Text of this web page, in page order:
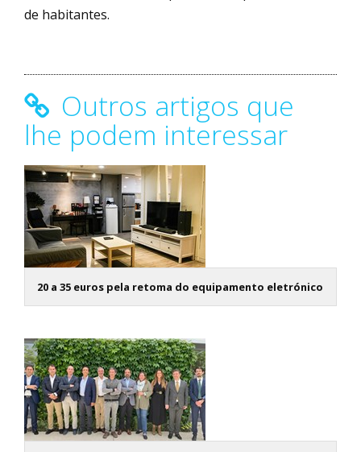
de habitantes.
Outros artigos que
lhe podem interessar
20 a 35 euros pela retoma do equipamento eletrónico